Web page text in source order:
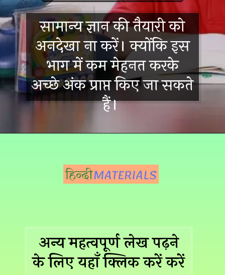
सामान्य ज्ञान की तैयारी को
अनदेखा ना करें। क्योंकि इस
भाग में कम मेहनत करके
अच्छे अंक प्राप्त किए जा सकते
हैं।
अन्य महत्वपूर्ण लेख पढ़ने
के लिए यहाँ क्लिक करें करें